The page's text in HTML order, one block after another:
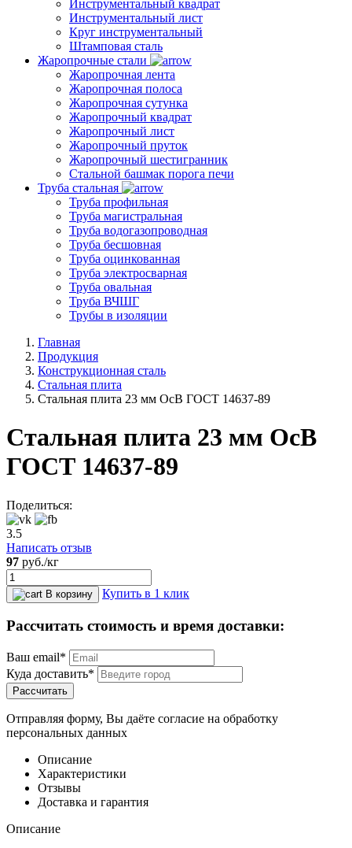
Инструментальный квадрат
Инструментальный лист
Круг инструментальный
Штамповая сталь
Жаропрочные стали
Жаропрочная лента
Жаропрочная полоса
Жаропрочная сутунка
Жаропрочный квадрат
Жаропрочный лист
Жаропрочный пруток
Жаропрочный шестигранник
Стальной башмак порога печи
Труба стальная
Труба профильная
Труба магистральная
Труба водогазопроводная
Труба бесшовная
Труба оцинкованная
Труба электросварная
Труба овальная
Труба ВЧШГ
Трубы в изоляции
Главная
Продукция
Конструкционная сталь
Стальная плита
Стальная плита 23 мм ОсВ ГОСТ 14637-89
Стальная плита 23 мм ОсВ
ГОСТ 14637-89
Поделиться:
3.5
Написать отзыв
97 руб./кг
В корзину Купить в 1 клик
Рассчитать стоимость и время доставки:
Ваш email*
Куда доставить*
Рассчитать
Отправляя форму, Вы даёте согласие на обработку
персональных данных
Описание
Характеристики
Отзывы
Доставка и гарантия
Описание